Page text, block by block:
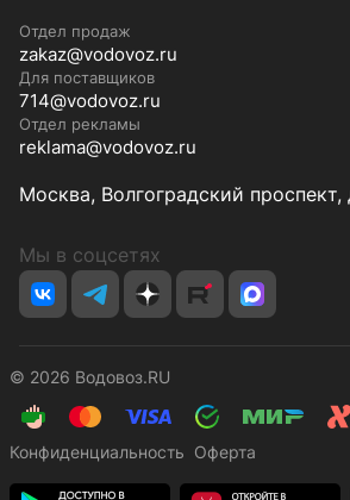
Отдел продаж
zakaz@vodovoz.ru
Для поставщиков
714@vodovoz.ru
Отдел рекламы
reklama@vodovoz.ru
Москва, Волгоградский проспект,
Мы в соцсетях
© 2026 Водовоз.RU
Конфиденциальность Оферта